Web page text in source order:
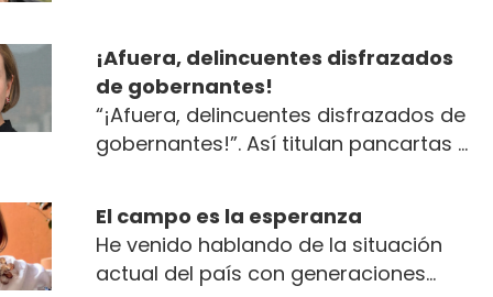
¡Afuera, delincuentes disfrazados
de gobernantes!
“¡Afuera, delincuentes disfrazados de
gobernantes!”. Así titulan pancartas y
calles a protestar por las diferentes
ciudades del país. Efectivamente, el
pasado 9 de diciembre se
El campo es la esperanza
He venido hablando de la situación
actual del país con generaciones